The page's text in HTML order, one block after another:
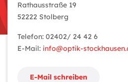
Rathausstraße 19
52222 Stolberg
Telefon: 02402/ 24 42 6
E-Mail: info@optik-
E-Mail schreiben